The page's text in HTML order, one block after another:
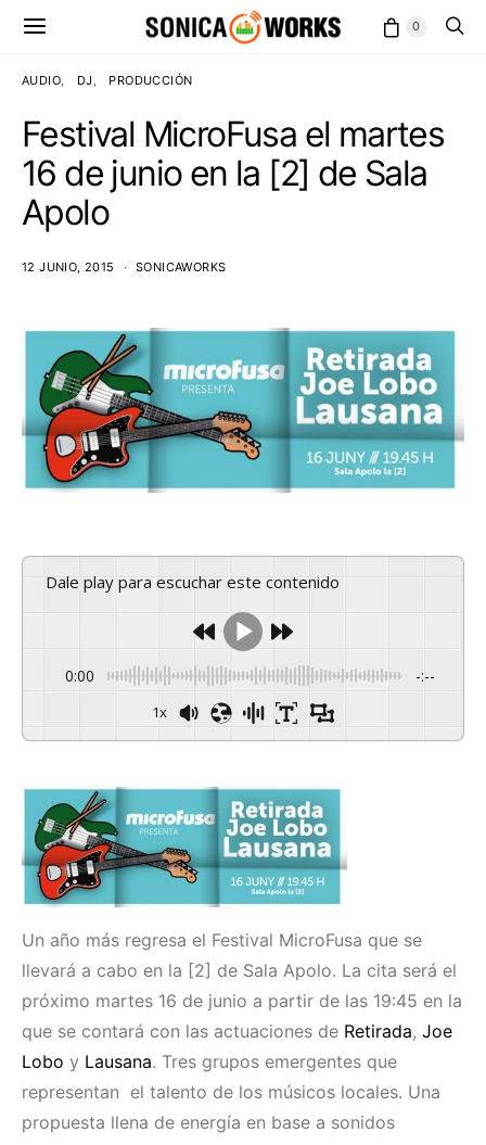
0
AUDIO DJ PRODUCCIÓN
Festival MicroFusa el martes
16 de junio en la [2] de Sala
Apolo
12 JUNIO, 2015 SONICAWORKS
Dale play para escuchar este contenido
0:00 -:--
1x
Un año más regresa el Festival MicroFusa que se
llevará a cabo en la [2] de Sala Apolo. La cita será el
próximo martes 16 de junio a partir de las 19:45 en la
que se contará con las actuaciones de Retirada, Joe
Lobo y Lausana. Tres grupos emergentes que
representan el talento de los músicos locales. Una
propuesta llena de energía en base a sonidos